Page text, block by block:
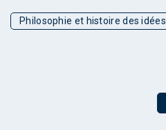
Philosophie et histoire des idées